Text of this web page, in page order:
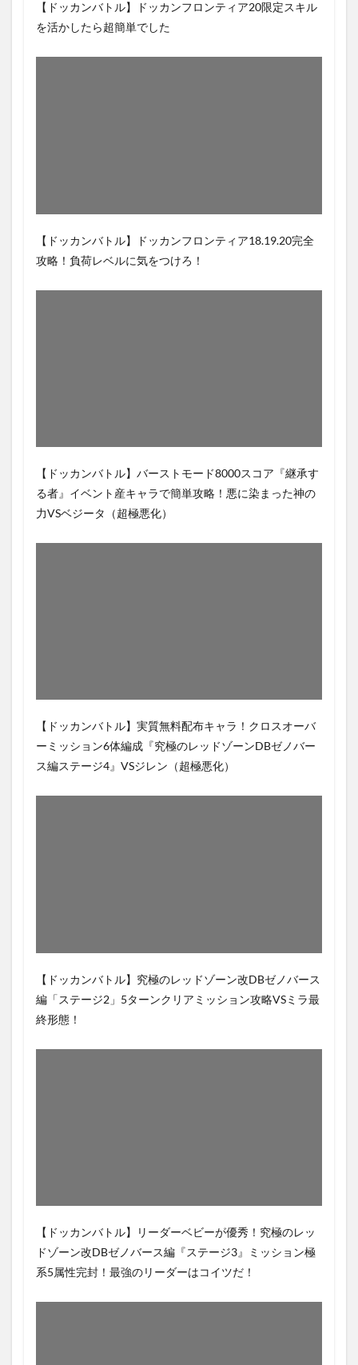
【ドッカンバトル】ドッカンフロンティア20限定スキル
を活かしたら超簡単でした
【ドッカンバトル】ドッカンフロンティア18.19.20完全
攻略！負荷レベルに気をつけろ！
【ドッカンバトル】バーストモード8000スコア『継承す
る者』イベント産キャラで簡単攻略！悪に染まった神の
力VSベジータ（超極悪化）
【ドッカンバトル】実質無料配布キャラ！クロスオーバ
ーミッション6体編成『究極のレッドゾーンDBゼノバー
ス編ステージ4』VSジレン（超極悪化）
【ドッカンバトル】究極のレッドゾーン改DBゼノバース
編「ステージ2」5ターンクリアミッション攻略VSミラ最
終形態！
【ドッカンバトル】リーダーベビーが優秀！究極のレッ
ドゾーン改DBゼノバース編『ステージ3』ミッション極
系5属性完封！最強のリーダーはコイツだ！